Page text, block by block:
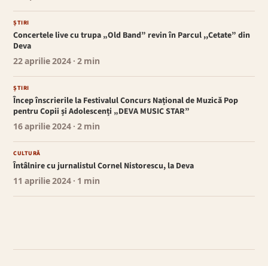
ȘTIRI
Concertele live cu trupa „Old Band” revin în Parcul ,,Cetate” din
Deva
22 aprilie 2024 · 2 min
ȘTIRI
Încep înscrierile la Festivalul Concurs Național de Muzică Pop
pentru Copii și Adolescenți „DEVA MUSIC STAR”
16 aprilie 2024 · 2 min
CULTURĂ
Întâlnire cu jurnalistul Cornel Nistorescu, la Deva
11 aprilie 2024 · 1 min